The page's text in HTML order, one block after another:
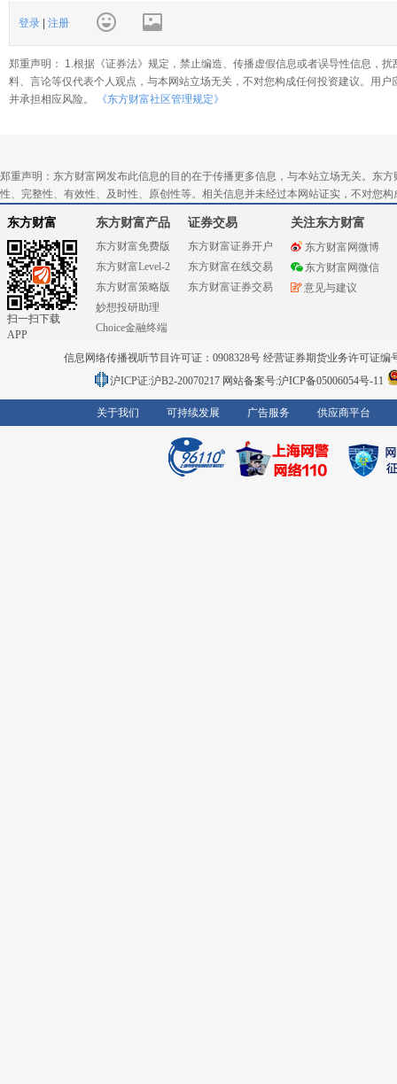
登录 注册
郑重声明： 1.根据《证券法》规定，禁止编造、传播虚假信息或者误导性信息，
料、言论等仅代表个人观点，与本网站立场无关，不对您构成任何投资建议。用
并承担相应风险。
《东方财富社区管理规定》
郑重声明：东方财富网发布此信息的目的在于传播更多信息，与本站立场无关。东
性、完整性、有效性、及时性、原创性等。相关信息并未经过本网站证实，不对您
东方财富
扫一扫下载
APP
东方财富产品
东方财富免费版
东方财富Level-2
东方财富策略版
妙想投研助理
Choice金融终端
证券交易
东方财富证券开户
东方财富在线交易
东方财富证券交易
关注东方财富
东方财富网微博
东方财富网微信
意见与建议
信息网络传播视听节目许可证：0908328号 经营证券期货业务许可证编
沪ICP证:沪B2-20070217 网站备案号:沪ICP备05006054号-11
关于我们 可持续发展 广告服务 供应商平台